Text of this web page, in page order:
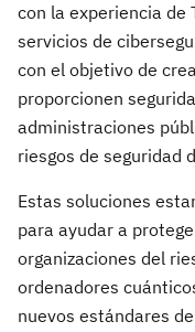
con la experiencia de
servicios de
con el objetivo de
proporcionen
administraciones
riesgos de seguridad
Estas soluciones
para ayudar a
organizaciones del
ordenadores
nuevos estándares